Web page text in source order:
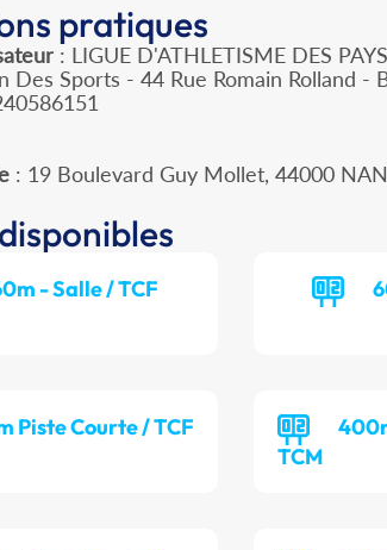
pratiques
: LIGUE D'ATHLETISME DES
Des Sports - 44 Rue Romain Rolland -
: 19 Boulevard Guy Mollet, 44000
- Salle / TCF
Piste Courte / TCF
TCM